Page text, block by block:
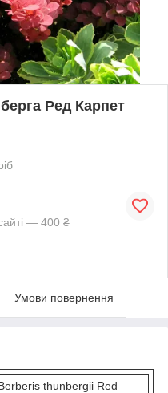
Ред Карпет
— 400 ₴
Умови повернення
thunbergii Red